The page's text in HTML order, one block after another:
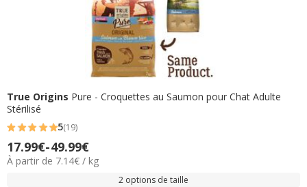
True Origins Pure - Croquettes au Saumon pour Chat Adulte
Stérilisé
5
étoiles
avec
5(19)
Prix
de
17.99€-49.99€
7.14€
À partir de 7.14€ / kg
2 options de taille